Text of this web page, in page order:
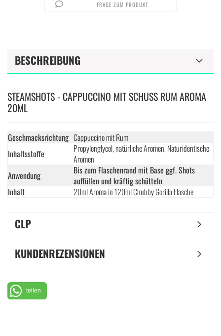
FRAGE ZUM PRODUKT
BESCHREIBUNG
STEAMSHOTS - CAPPUCCINO MIT SCHUSS RUM AROMA
20ML
Geschmacksrichtung Cappuccino mit Rum
Inhaltsstoffe
Propylenglycol, natürliche Aromen, Naturidentische
Aromen
Anwendung
Bis zum Flaschenrand mit Base ggf. Shots
auffüllen und kräftig schütteln
Inhalt
20ml Aroma in 120ml Chubby Gorilla Flasche
CLP
KUNDENREZENSIONEN
teilen